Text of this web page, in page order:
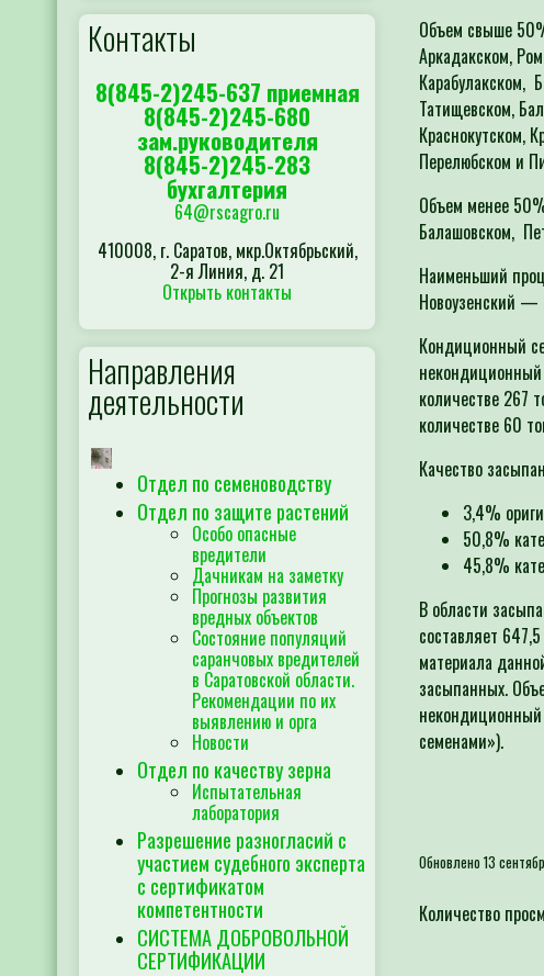
Контакты
8(845-2)245-637 приемная
8(845-2)245-680
зам.руководителя
8(845-2)245-283
бухгалтерия
64@rscagro.ru
410008, г. Саратов, мкр.Октябрьский,
2-я Линия, д. 21
Открыть контакты
Направления
деятельности
Отдел по семеноводству
Отдел по защите растений
Особо опасные
вредители
Дачникам на заметку
Прогнозы развития
вредных объектов
Состояние популяций
саранчовых вредителей
в Саратовской области.
Рекомендации по их
выявлению и орга
Новости
Отдел по качеству зерна
Испытательная
лаборатория
Разрешение разногласий с
участием судебного эксперта
с сертификатом
компетентности
СИСТЕМА ДОБРОВОЛЬНОЙ
СЕРТИФИКАЦИИ
Объем свыше
Аркадакском,
Карабулакском,
Татищевском,
Краснокутском,
Перелюбском и
Объем менее
Балашовском,
Наименьший
Новоузенский
Кондиционный
количестве 267
количестве 60
Качество
3,4%
50,8%
45,8%
В области
составляет
материала
засыпанных.
семенами»).
Обновлено 13
Количество